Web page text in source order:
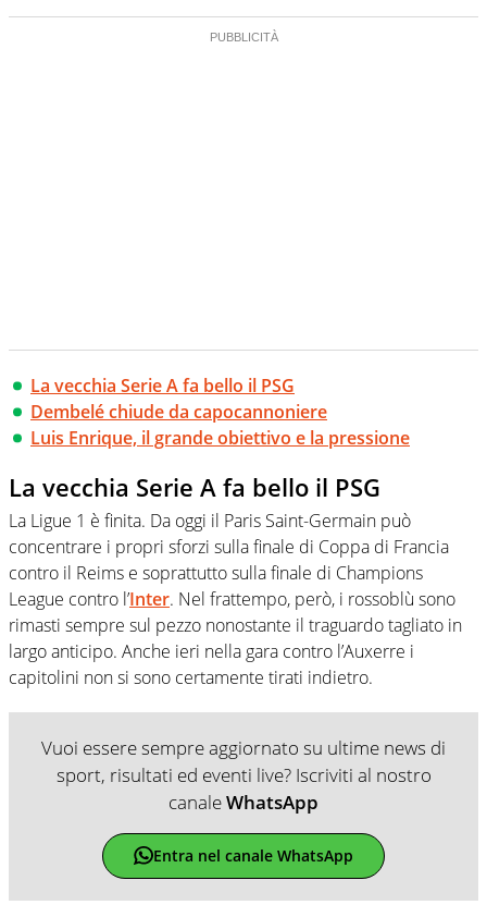
La vecchia Serie A fa bello il PSG
Dembelé chiude da capocannoniere
Luis Enrique, il grande obiettivo e la pressione
La vecchia Serie A fa bello il PSG
La Ligue 1 è finita. Da oggi il Paris Saint-Germain può
concentrare i propri sforzi sulla finale di Coppa di Francia
contro il Reims e soprattutto sulla finale di Champions
League contro l’Inter. Nel frattempo, però, i rossoblù sono
rimasti sempre sul pezzo nonostante il traguardo tagliato in
largo anticipo. Anche ieri nella gara contro l’Auxerre i
capitolini non si sono certamente tirati indietro.
Vuoi essere sempre aggiornato su ultime news di
sport, risultati ed eventi live? Iscriviti al nostro
canaleWhatsApp
Entra nel canale WhatsApp